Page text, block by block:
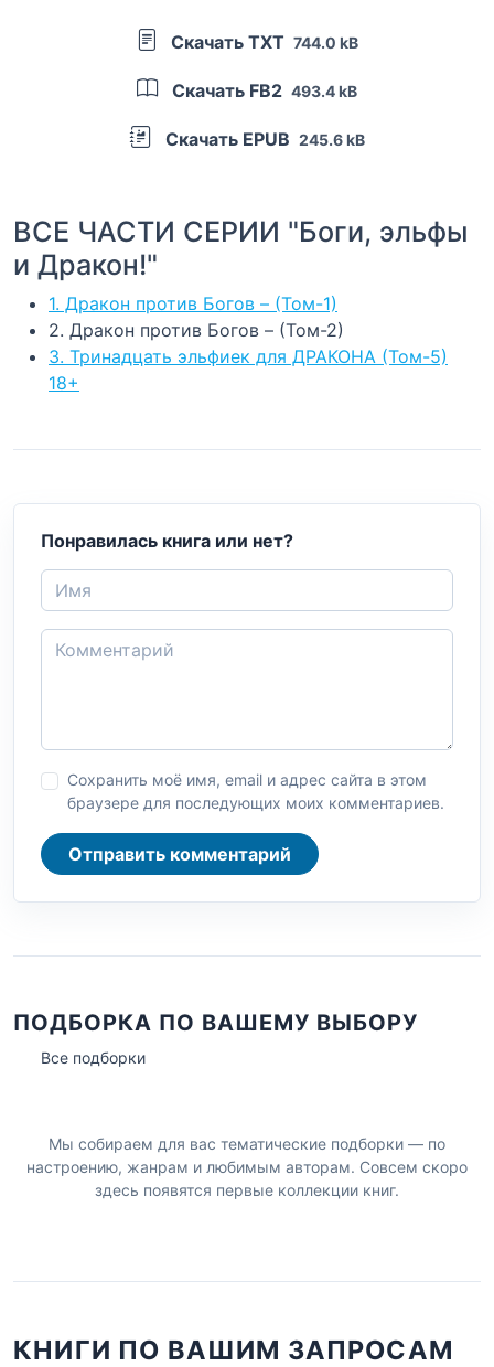
Скачать TXT 744.0 kB
Скачать FB2 493.4 kB
Скачать EPUB 245.6 kB
ВСЕ ЧАСТИ СЕРИИ "Боги, эльфы
и Дракон!"
1. Дракон против Богов – (Том-1)
2. Дракон против Богов – (Том-2)
3. Тринадцать эльфиек для ДРАКОНА (Том-5)
18+
Понравилась книга или нет?
Сохранить моё имя, email и адрес сайта в этом
браузере для последующих моих комментариев.
Отправить комментарий
ПОДБОРКА ПО ВАШЕМУ ВЫБОРУ
Все подборки
Мы собираем для вас тематические подборки — по
настроению, жанрам и любимым авторам. Совсем скоро
здесь появятся первые коллекции книг.
КНИГИ ПО ВАШИМ ЗАПРОСАМ